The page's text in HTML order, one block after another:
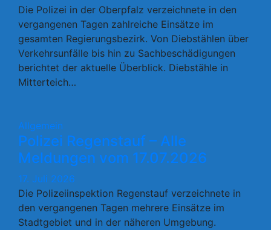
Die Polizei in der Oberpfalz verzeichnete in den
vergangenen Tagen zahlreiche Einsätze im
gesamten Regierungsbezirk. Von Diebstählen über
Verkehrsunfälle bis hin zu Sachbeschädigungen
berichtet der aktuelle Überblick. Diebstähle in
Mitterteich…
Allgemein
Polizei Regenstauf – Alle
Meldungen vom 17.07.2026
17. Juli 2026
Die Polizeiinspektion Regenstauf verzeichnete in
den vergangenen Tagen mehrere Einsätze im
Stadtgebiet und in der näheren Umgebung.